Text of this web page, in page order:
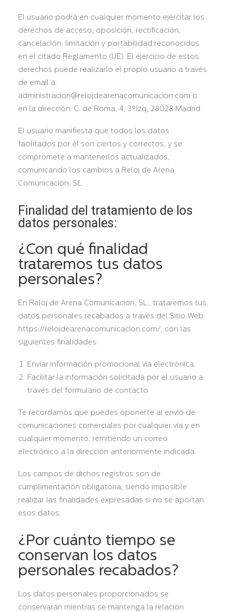
El usuario podrá en cualquier momento ejercitar los
derechos de acceso, oposición, rectificación,
cancelación, limitación y portabilidad reconocidos
en el citado Reglamento (UE). El ejercicio de estos
derechos puede realizarlo el propio usuario a través
de email a:
administracion@relojdearenacomunicacion.com o
en la dirección: C. de Roma, 4, 3ºIzq, 28028 Madrid
El usuario manifiesta que todos los datos
facilitados por él son ciertos y correctos, y se
compromete a mantenerlos actualizados,
comunicando los cambios a Reloj de Arena
Comunicación, SL.
Finalidad del tratamiento de los
datos personales:
¿Con qué finalidad
trataremos tus datos
personales?
En Reloj de Arena Comunicación, SL., trataremos tus
datos personales recabados a través del Sitio Web:
https://relojdearenacomunicacion.com/, con las
siguientes finalidades:
Enviar información promocional vía electrónica.
Facilitar la información solicitada por el usuario a
través del formulario de contacto.
Te recordamos que puedes oponerte al envío de
comunicaciones comerciales por cualquier vía y en
cualquier momento, remitiendo un correo
electrónico a la dirección anteriormente indicada.
Los campos de dichos registros son de
cumplimentación obligatoria, siendo imposible
realizar las finalidades expresadas si no se aportan
esos datos.
¿Por cuánto tiempo se
conservan los datos
personales recabados?
Los datos personales proporcionados se
conservarán mientras se mantenga la relación